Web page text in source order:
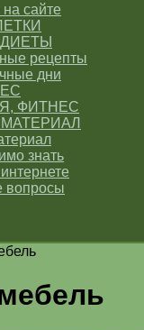
сайте
рецепты
дни
ФИТНЕС
знать
вопросы